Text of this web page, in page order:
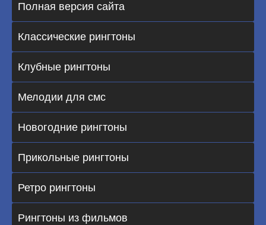
Полная версия сайта
Классические рингтоны
Клубные рингтоны
Мелодии для смс
Новогодние рингтоны
Прикольные рингтоны
Ретро рингтоны
Рингтоны из фильмов